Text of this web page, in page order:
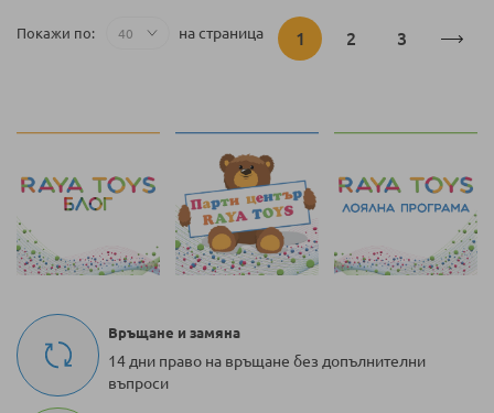
В
1 Страница
2 Страница
3
Покажи по на страница
Връщане и замяна
14 дни право на връщане без допълнителни
въпроси